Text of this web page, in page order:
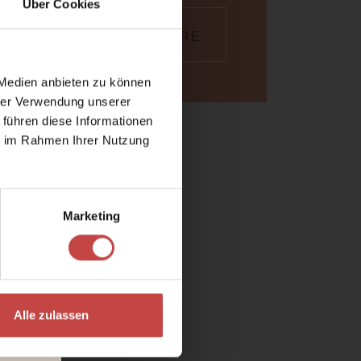
Über Cookies
anbieten zu können
Verwendung unserer
diese Informationen
Rahmen Ihrer Nutzung
Marketing
Alle zulassen
ENQUIRE